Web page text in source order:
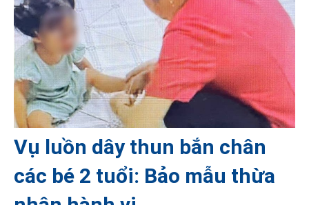
Vụ luồn dây thun bắn chân
các bé 2 tuổi: Bảo mẫu thừa